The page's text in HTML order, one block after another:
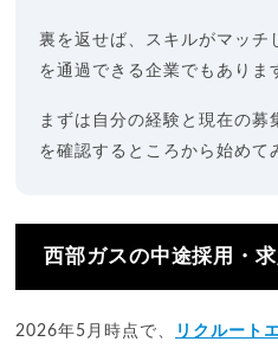
裏を返せば、スキルがマッチ
を通過できる企業でもありま
まずは自分の経験と現在の募
を確認するところから始めて
西部ガスの中途採用・
2026年5月時点で、 リクルート